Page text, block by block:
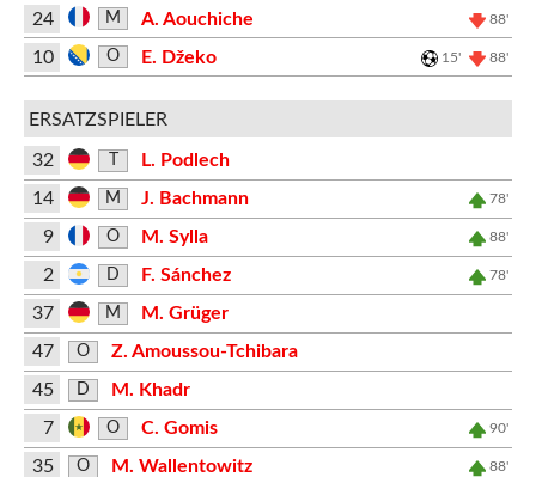
24 M A. Aouchiche 88'
10 O E. Džeko 15' 88'
ERSATZSPIELER
32
L. Podlech
14
M J. Bachmann 78'
9 O M. Sylla 88'
2 D F. Sánchez 78'
37 M
M. Grüger
47
O
Z. Amoussou-Tchibara
45
D
M. Khadr
7
O C. Gomis 90'
35 O M. Wallentowitz 88'